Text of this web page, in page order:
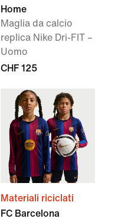
Home
Maglia da calcio
replica Nike Dri-FIT –
Uomo
CHF 125
Materiali riciclati
FC Barcelona